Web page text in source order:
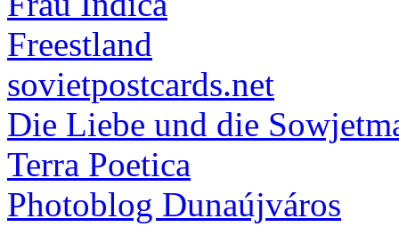
Freestland
sovietpostcards.net
Die Liebe und die
Terra Poetica
Photoblog Dunaújváros